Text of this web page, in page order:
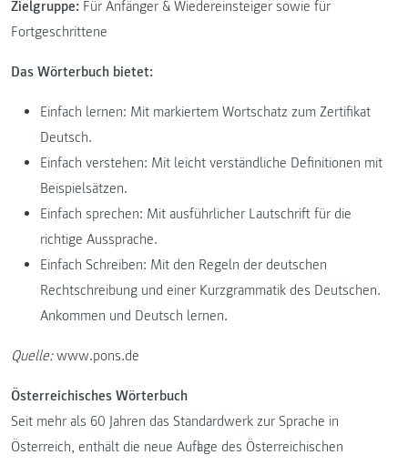
Zielgruppe: Für Anfänger & Wiedereinsteiger sowie für
Fortgeschrittene
Das Wörterbuch bietet:
Einfach lernen: Mit markiertem Wortschatz zum Zertifikat
Deutsch.
Einfach verstehen: Mit leicht verständliche Definitionen mit
Beispielsätzen.
Einfach sprechen: Mit ausführlicher Lautschrift für die
richtige Aussprache.
Einfach Schreiben: Mit den Regeln der deutschen
Rechtschreibung und einer Kurzgrammatik des Deutschen.
Ankommen und Deutsch lernen.
Quelle:www.pons.de
Österreichisches Wörterbuch
Seit mehr als 60 Jahren das Standardwerk zur Sprache in
Österreich, enthält die neue Auflage des Österreichischen